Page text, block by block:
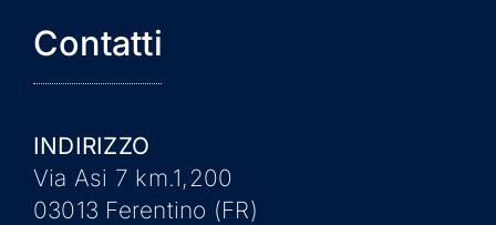
Contatti
INDIRIZZO
Via Asi 7 km.1,200
03013 Ferentino (FR)